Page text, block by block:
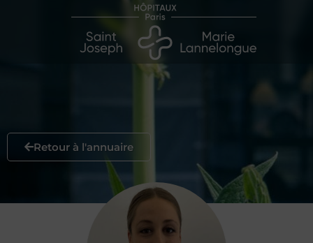
Retour à l'annuaire